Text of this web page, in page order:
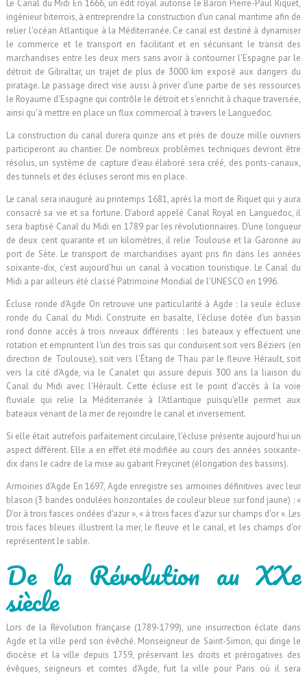
Le Canal du Midi En 1666, un édit royal autorise le Baron Pierre-Paul Riquet,
ingénieur biterrois, à entreprendre la construction d'un canal maritime afin de
relier l'océan Atlantique à la Méditerranée. Ce canal est destiné à dynamiser
le commerce et le transport en facilitant et en sécurisant le transit des
marchandises entre les deux mers sans avoir à contourner l'Espagne par le
détroit de Gibraltar, un trajet de plus de 3000 km exposé aux dangers du
piratage. Le passage direct vise aussi à priver d'une partie de ses ressources
le Royaume d'Espagne qui contrôle le détroit et s'enrichit à chaque traversée,
ainsi qu'à mettre en place un flux commercial à travers le Languedoc.
La construction du canal durera quinze ans et près de douze mille ouvriers
participeront au chantier. De nombreux problèmes techniques devront être
résolus, un système de capture d'eau élaboré sera créé, des ponts-canaux,
des tunnels et des écluses seront mis en place.
Le canal sera inauguré au printemps 1681, après la mort de Riquet qui y aura
consacré sa vie et sa fortune. D'abord appelé Canal Royal en Languedoc, il
sera baptisé Canal du Midi en 1789 par les révolutionnaires. D'une longueur
de deux cent quarante et un kilomètres, il relie Toulouse et la Garonne au
port de Sète. Le transport de marchandises ayant pris fin dans les années
soixante-dix, c'est aujourd'hui un canal à vocation touristique. Le Canal du
Midi a par ailleurs été classé Patrimoine Mondial de l'UNESCO en 1996.
Écluse ronde d'Agde On retrouve une particularité à Agde : la seule écluse
ronde du Canal du Midi. Construite en basalte, l'écluse dotée d'un bassin
rond donne accès à trois niveaux différents : les bateaux y effectuent une
rotation et empruntent l'un des trois sas qui conduisent soit vers Béziers (en
direction de Toulouse), soit vers l'Étang de Thau par le fleuve Hérault, soit
vers la cité d'Agde, via le Canalet qui assure depuis 300 ans la liaison du
Canal du Midi avec l'Hérault. Cette écluse est le point d'accès à la voie
fluviale qui relie la Méditerranée à l'Atlantique puisqu'elle permet aux
bateaux venant de la mer de rejoindre le canal et inversement.
Si elle était autrefois parfaitement circulaire, l'écluse présente aujourd'hui un
aspect différent. Elle a en effet été modifiée au cours des années soixante-
dix dans le cadre de la mise au gabarit Freycinet (élongation des bassins).
Armoiries d'Agde En 1697, Agde enregistre ses armoiries définitives avec leur
blason (3 bandes ondulées horizontales de couleur bleue sur fond jaune) : «
D'or à trois fasces ondées d'azur », « à trois faces d'azur sur champs d'or ». Les
trois faces bleues illustrent la mer, le fleuve et le canal, et les champs d'or
représentent le sable.
De la Révolution au XXe
siècle
Lors de la Révolution française (1789-1799), une insurrection éclate dans
Agde et la ville perd son évêché. Monseigneur de Saint-Simon, qui dirige le
diocèse et la ville depuis 1759, préservant les droits et prérogatives des
évêques, seigneurs et comtes d'Agde, fuit la ville pour Paris où il sera